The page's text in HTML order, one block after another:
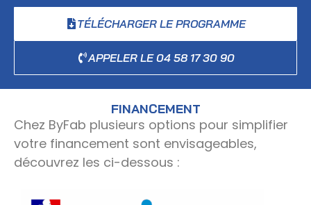
TÉLÉCHARGER LE PROGRAMME
APPELER LE 04 58 17 30 90
FINANCEMENT
Chez ByFab plusieurs options pour simplifier
votre financement sont envisageables,
découvrez les ci-dessous :